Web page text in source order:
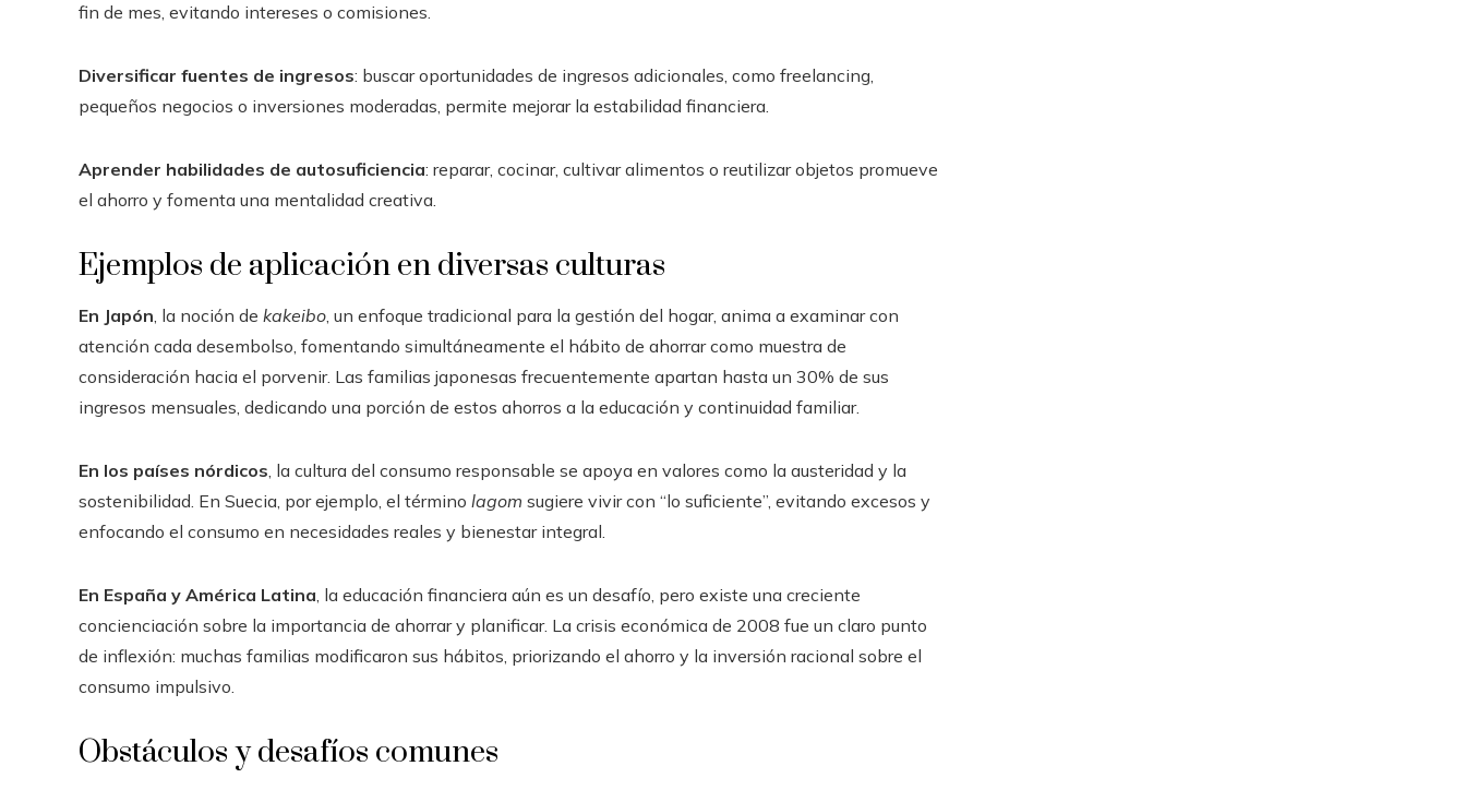
fin de mes, evitando intereses o comisiones.
Diversificar fuentes de ingresos: buscar oportunidades de ingresos adicionales, como freelancing,
pequeños negocios o inversiones moderadas, permite mejorar la estabilidad financiera.
Aprender habilidades de autosuficiencia: reparar, cocinar, cultivar alimentos o reutilizar objetos promueve
el ahorro y fomenta una mentalidad creativa.
Ejemplos de aplicación en diversas culturas
En Japón, la noción de kakeibo, un enfoque tradicional para la gestión del hogar, anima a examinar con
atención cada desembolso, fomentando simultáneamente el hábito de ahorrar como muestra de
consideración hacia el porvenir. Las familias japonesas frecuentemente apartan hasta un 30% de sus
ingresos mensuales, dedicando una porción de estos ahorros a la educación y continuidad familiar.
En los países nórdicos, la cultura del consumo responsable se apoya en valores como la austeridad y la
sostenibilidad. En Suecia, por ejemplo, el término lagom sugiere vivir con “lo suficiente”, evitando excesos y
enfocando el consumo en necesidades reales y bienestar integral.
En España y América Latina, la educación financiera aún es un desafío, pero existe una creciente
concienciación sobre la importancia de ahorrar y planificar. La crisis económica de 2008 fue un claro punto
de inflexión: muchas familias modificaron sus hábitos, priorizando el ahorro y la inversión racional sobre el
consumo impulsivo.
Obstáculos y desafíos comunes